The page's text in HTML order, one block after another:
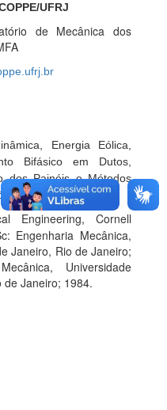
UFRJ
de Mecânica dos
Energia Eólica,
Bifásico em Dutos,
dos Painéis e Métodos
Engineering, Cornell
Engenharia Mecânica,
Janeiro, Rio de Janeiro;
Universidade
de Janeiro; 1984.